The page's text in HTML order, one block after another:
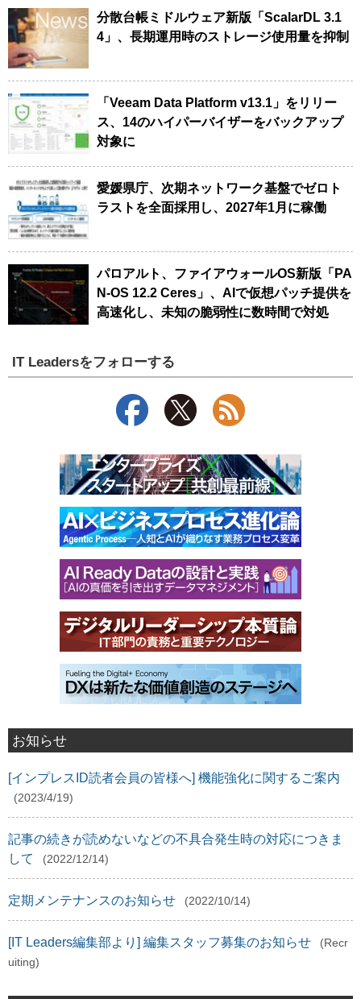
分散台帳ミドルウェア新版「ScalarDL 3.1
4」、長期運用時のストレージ使用量を抑制
「Veeam Data Platform v13.1」をリリー
ス、14のハイパーバイザーをバックアップ
対象に
愛媛県庁、次期ネットワーク基盤でゼロト
ラストを全面採用し、2027年1月に稼働
パロアルト、ファイアウォールOS新版「PA
N-OS 12.2 Ceres」、AIで仮想パッチ提供を
高速化し、未知の脆弱性に数時間で対処
IT Leadersをフォローする
お知らせ
[インプレスID読者会員の皆様へ] 機能強化に関するご案内
(2023/4/19)
記事の続きが読めないなどの不具合発生時の対応につきま
して
(2022/12/14)
定期メンテナンスのお知らせ (2022/10/14)
[IT Leaders編集部より] 編集スタッフ募集のお知らせ
(Recr
uiting)